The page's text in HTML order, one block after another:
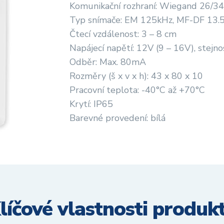
Komunikační rozhraní: Wiegand 26/34
Typ snímače: EM 125kHz, MF-DF
Čtecí vzdálenost: 3 – 8 cm
Napájecí napětí: 12V (9 – 16V),
Odběr: Max. 80mA
Rozměry (š x v x h): 43 x 80 x 10
Pracovní teplota: -40°C až +70°C
Krytí: IP65
Barevné provedení: bílá
vlastnosti